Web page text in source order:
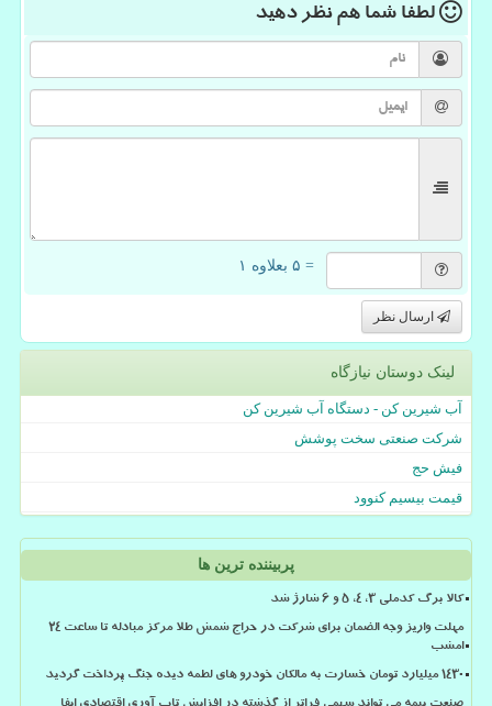
لطفا شما همنظر دهید
= ۵ بعلاوه ۱
ارسال نظر
لینک دوستان نیازگاه
آب شیرین کن - دستگاه آب شیرین کن
شرکت صنعتی سخت پوشش
فیش حج
قیمت بیسیم کنوود
پربیننده ترین ها
کالا برگ کدملی 3، 4، 5 و 6 شارژ شد
مهلت واریز وجه الضمان برای شرکت در حراج شمش طلا مرکز مبادله تا ساعت ۲۴
امشب
۱۴۳۰ میلیارد تومان خسارت به مالکان خودرو های لطمه دیده جنگ پرداخت گردید